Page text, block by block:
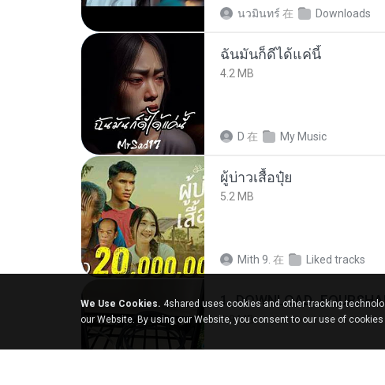
นวมินทร์ 在 Downloads
ฉันมันก็ดีได้แค่นี้
4.2 MB
D 在 My Music
ผู้บ่าวเสื้อปุ๋ย
5.2 MB
Mith 9. 在 Liked tracks
1.9 MB
We Use Cookies. 4shared uses cookies and other tracking
our Website. By using our Website, you consent to our use of